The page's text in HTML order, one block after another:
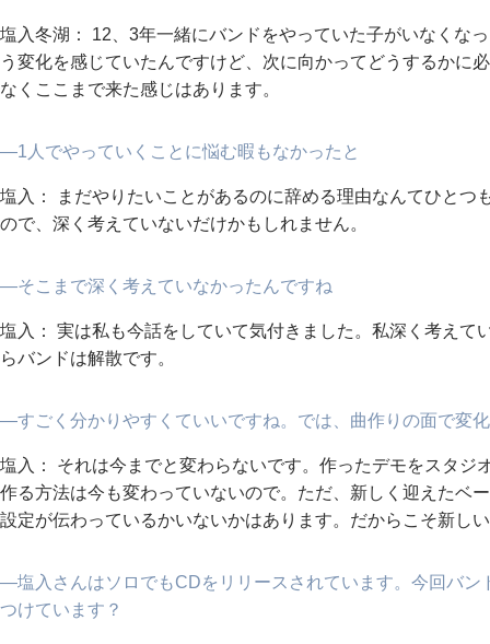
塩入冬湖： 12、3年一緒にバンドをやっていた子がいなくな
う変化を感じていたんですけど、次に向かってどうするかに
なくここまで来た感じはあります。
―1人でやっていくことに悩む暇もなかったと
塩入： まだやりたいことがあるのに辞める理由なんてひとつ
ので、深く考えていないだけかもしれません。
―そこまで深く考えていなかったんですね
塩入： 実は私も今話をしていて気付きました。私深く考えて
らバンドは解散です。
―すごく分かりやすくていいですね。では、曲作りの面で変
塩入： それは今までと変わらないです。作ったデモをスタジ
作る方法は今も変わっていないので。ただ、新しく迎えたベ
設定が伝わっているかいないかはあります。だからこそ新し
―塩入さんはソロでもCDをリリースされています。今回バン
つけています？